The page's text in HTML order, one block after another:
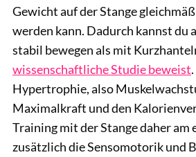
Gewicht auf der Stange
werden kann. Dadurch kannst du
stabil bewegen als mit
wissenschaftliche Studie beweist
Hypertrophie, also
Maximalkraft und den
Training mit der Stange daher am
zusätzlich die Sensomotorik und